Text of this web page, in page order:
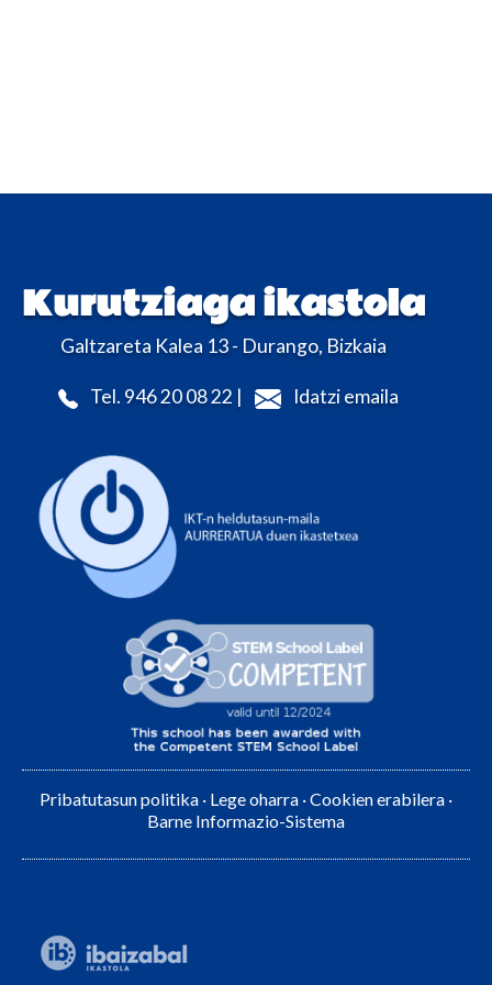
Kurutziaga ikastola
Galtzareta Kalea 13 - Durango, Bizkaia
Tel. 946 20 08 22 | Idatzi emaila
Pribatutasun politika · Lege oharra ·Cookien erabilera ·
Barne Informazio-Sistema